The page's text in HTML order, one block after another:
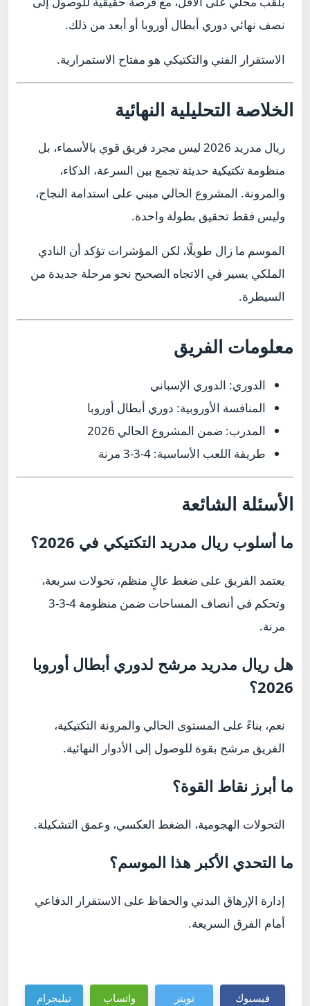
نصف نهائي دوري أبطال أوروبا أو أبعد من ذلك.
الاستقرار الفني والتكتيكي هو مفتاح الاستمرارية.
الخلاصة التحليلية النهائية
ريال مدريد 2026 ليس مجرد فريق قوي بالأسماء، بل
منظومة تكتيكية حديثة تجمع بين السرعة، الذكاء،
والمرونة. المشروع الحالي مبني على استدامة النجاح،
وليس فقط تحقيق بطولة واحدة.
الموسم ما زال طويلًا، لكن المؤشرات تؤكد أن النادي
الملكي يسير في الاتجاه الصحيح نحو مرحلة جديدة من
السيطرة.
معلومات الفريق
الدوري: الدوري الإسباني
المنافسة الأوروبية: دوري أبطال أوروبا
المدرب: ضمن المشروع الحالي 2026
طريقة اللعب الأساسية:
الأسئلة الشائعة
ما أسلوب ريال مدريد التكتيكي في 2026؟
يعتمد الفريق على ضغط عالٍ منظم، تحولات سريعة،
وتحكم في أنصاف المساحات ضمن منظومة 4-3-3
مرنة.
هل ريال مدريد مرشح لدوري أبطال أوروبا
2026؟
نعم، بناءً على المستوى الحالي والمرونة التكتيكية،
الفريق مرشح بقوة للوصول إلى الأدوار النهائية.
ما أبرز نقاط القوة؟
التحولات الهجومية، الضغط العكسي، وعمق التشكيلة.
ما التحدي الأكبر هذا الموسم؟
إدارة الإرهاق البدني والحفاظ على الاستقرار الدفاعي
أمام الفرق السريعة.
فيسبوك تويتر واتساب تيليجرام